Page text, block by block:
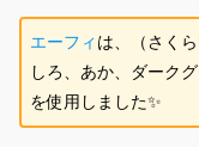
エーフィ は、（さく
しろ、あか、ダーク
を使用しました✨